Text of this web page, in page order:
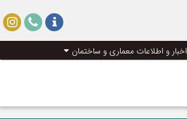
اخبار و اطلاعات معماری و ساختمان